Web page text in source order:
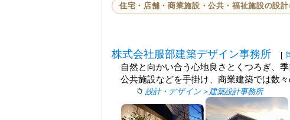
住宅・店舗・商業施設・公共・福祉施設の設
株式会社服部建築デザイン事務所 [
自然と向かい合う心地良さとくつろぎ、
公共施設などを手掛け、商業建築では数
設計・デザイン＞建築設計事務所